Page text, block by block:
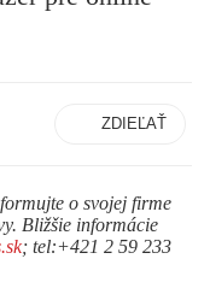
ZDIEĽAŤ
o svojej firme
Bližšie informácie
; tel:+421 2 59 233